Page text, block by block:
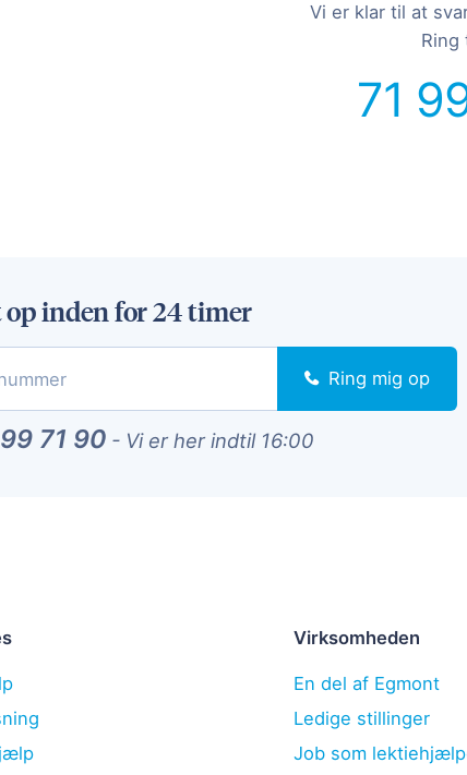
Vi er klar til at
Ring
71
inden for 24 timer
Ring mig op
71 90 - Vi er her indtil 16:00
Virksomheden
En del af Egmont
Ledige stillinger
Job som